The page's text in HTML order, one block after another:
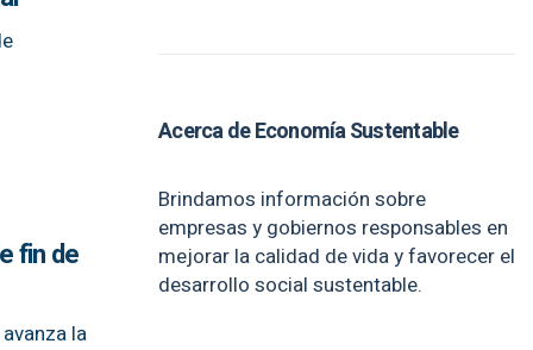
fin de
la
Acerca de Economía Sustentable
Brindamos información sobre
empresas y gobiernos responsables en
mejorar la calidad de vida y favorecer el
desarrollo social sustentable.